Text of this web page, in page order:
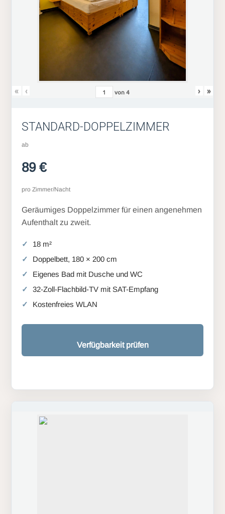
« ‹ von4 › »
STANDARD-DOPPELZIMMER
ab
89 €
pro Zimmer/Nacht
Geräumiges Doppelzimmer für einen angenehmen
Aufenthalt zu zweit.
18 m²
Doppelbett, 180 × 200 cm
Eigenes Bad mit Dusche und WC
32-Zoll-Flachbild-TV mit SAT-Empfang
Kostenfreies WLAN
Verfügbarkeit prüfen